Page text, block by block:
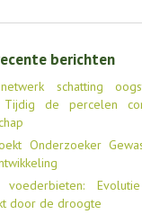
berichten
schatting
Tijdig de percelen
Onderzoeker
door de droogte